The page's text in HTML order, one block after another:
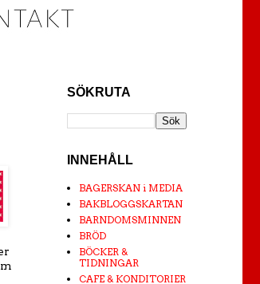
SÖKRUTA
INNEHÅLL
BAGERSKAN i MEDIA
BAKBLOGGSKARTAN
BARNDOMSMINNEN
BRÖD
BÖCKER &
TIDNINGAR
CAFE & KONDITORIER